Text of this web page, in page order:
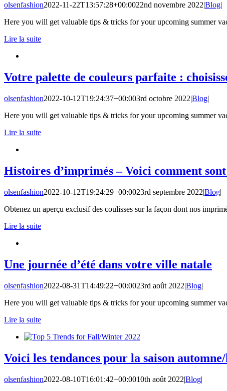
olsenfashion2022-11-22T13:57:28+00:0022nd novembre 2022|Blog|
Here you will get valuable tips & tricks for your upcoming summer
Lire la suite
Votre palette de couleurs parfaite :
olsenfashion2022-10-12T19:24:37+00:003rd octobre 2022|Blog|
Here you will get valuable tips & tricks for your upcoming summer
Lire la suite
Histoires d’imprimés – Voici comment
olsenfashion2022-10-12T19:24:29+00:0023rd septembre 2022|Blog|
Obtenez un aperçu exclusif des coulisses sur la façon dont nos
Lire la suite
Une journée d’été dans votre ville natale
olsenfashion2022-08-31T14:49:22+00:0023rd août 2022|Blog|
Here you will get valuable tips & tricks for your upcoming summer
Lire la suite
Voici les tendances pour la saison
olsenfashion2022-08-10T16:01:42+00:0010th août 2022|Blog|